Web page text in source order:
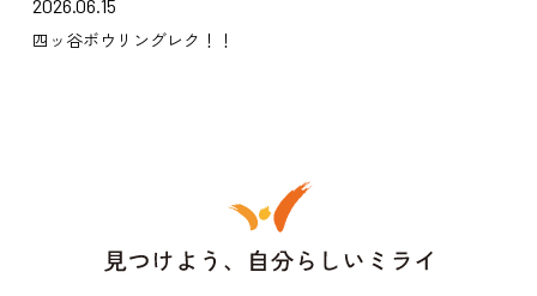
2026.06.15
四ッ谷ボウリングレク！！